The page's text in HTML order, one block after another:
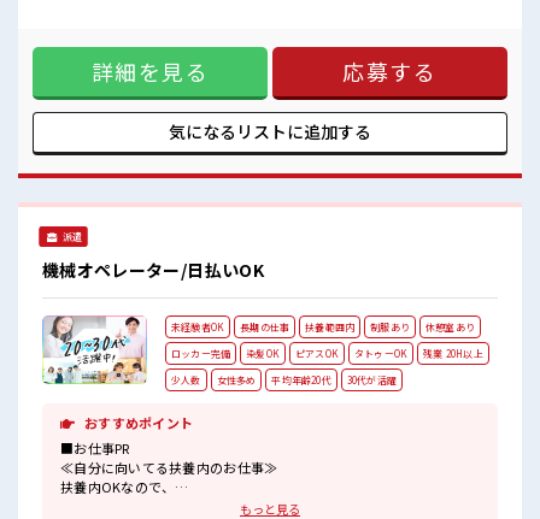
『少人数』だからコミュニケーションも取りやすい？
髪型・髪色自由♪
派手過ぎなければOKだから、
モチベーションもUP！
品】・自動車用アルミ部品 ■お仕事PR ≪自分に向いてる扶養
内のお仕事≫ 扶養内OKなので、 主婦&主夫さんも気軽にご応
募くださいね♪ ≪女性も働きやすい職場≫ もちろん男性の応
募も歓迎ですよ！ ≪稼ぎたい人向け≫ 高収入を希望される方
にオススメ。 残業は月20時間以上あります♪ ≪モチベーショ
ンもUP≫ 派手過ぎなければ髪型や髪色自由♪ (規定有)≪機能
自分に向いている仕事が探せる≫ 困った事などがあれば、 担
当がしっかりサポートします！ ■職場の雰囲気 女性も活躍し
だから、 モチベーションもUP！
詳細を見る 応募する
気になるリストに追加する
派遣
機械オペレーター/日払いOK
未経験者OK 長期の仕事 扶養範囲内 制服あり
休憩室あり
ロッカー完備
染髪OK ピアスOK タトゥーOK
残業 20H以上
少人数
女性多め 平均年齢20代 30代が活躍
おすすめポイント
■お仕事PR
≪自分に向いてる扶養内のお仕事≫
扶養内OKなので、
主婦&主夫さんも気軽にご応募くださいね♪
もっと見る